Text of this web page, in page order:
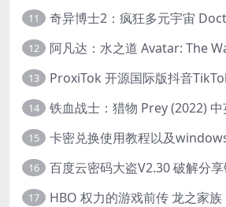
11
12
13
14 铁血战士：猎物 Prey (2022)
15 卡密兑换使用教程以及
16 百度云密码大盗V2.30 破解分
17